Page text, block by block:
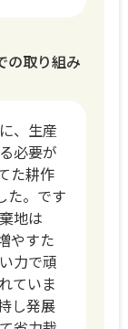
の取り組み
、生産
必要が
た耕作
た。です
地は
やすた
力で頑
ていま
し発展